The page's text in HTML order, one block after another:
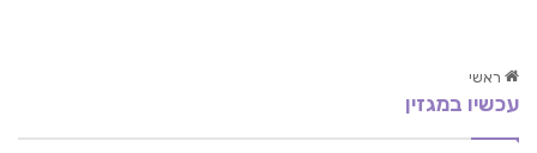
ראשי
עכשיו במגזין